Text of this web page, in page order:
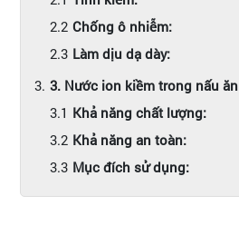
Chống ô nhiễm:
Làm dịu dạ dày:
3. Nước ion kiềm trong nấu ăn
Khả năng chất lượng:
Khả năng an toàn:
Mục đích sử dụng: